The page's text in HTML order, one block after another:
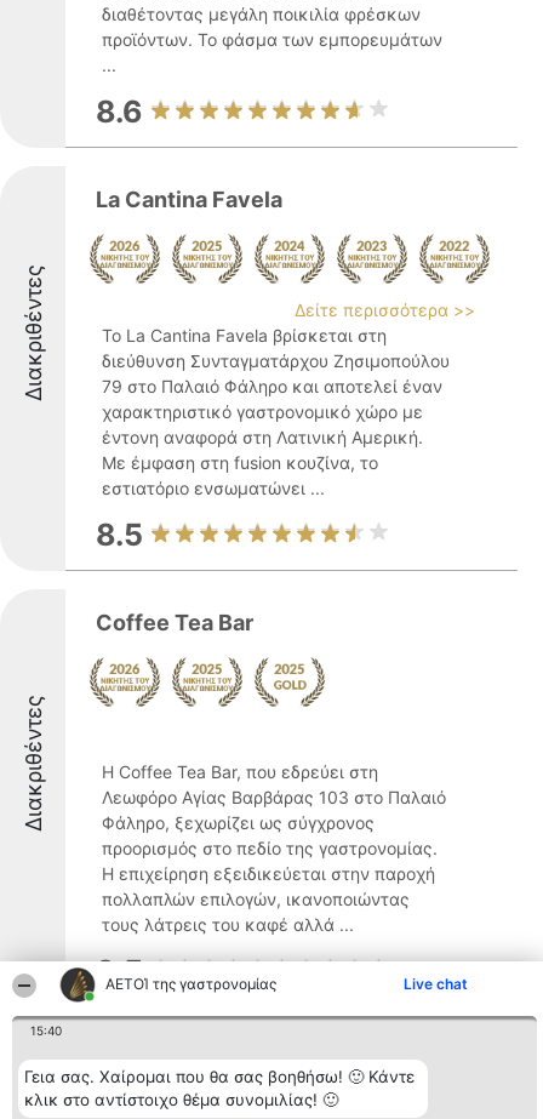
ΑΕΤΟΊ της γαστρονομίας Live chat
15:40
Γεια σας. Χαίρομαι που θα σας βοηθήσω! 🙂 Κάντε
κλικ στο αντίστοιχο θέμα συνομιλίας! 🙂
διαθέτοντας μεγάλη ποικιλία φρέσκων
προϊόντων. Το φάσμα των εμπορευμάτων
...
8.6
Διακριθέντες
La Cantina Favela
Δείτε περισσότερα >>
Το La Cantina Favela βρίσκεται στη
διεύθυνση Συνταγματάρχου Ζησιμοπούλου
79 στο Παλαιό Φάληρο και αποτελεί έναν
χαρακτηριστικό γαστρονομικό χώρο με
έντονη αναφορά στη Λατινική Αμερική.
Με έμφαση στη fusion κουζίνα, το
εστιατόριο ενσωματώνει ...
8.5
Διακριθέντες
Coffee Tea Bar
Η Coffee Tea Bar, που εδρεύει στη
Λεωφόρο Αγίας Βαρβάρας 103 στο Παλαιό
Φάληρο, ξεχωρίζει ως σύγχρονος
προορισμός στο πεδίο της γαστρονομίας.
Η επιχείρηση εξειδικεύεται στην παροχή
πολλαπλών επιλογών, ικανοποιώντας
τους λάτρεις του καφέ αλλά ...
9.5
"ΑΣΤΥΦΑΓΙΑ"- ASTIFAGIA